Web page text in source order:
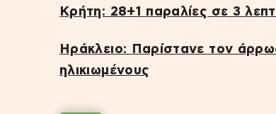
Κρήτη: 28+1 παραλίες σε 3
Ηράκλειο: Παρίστανε τον
ηλικιωμένους